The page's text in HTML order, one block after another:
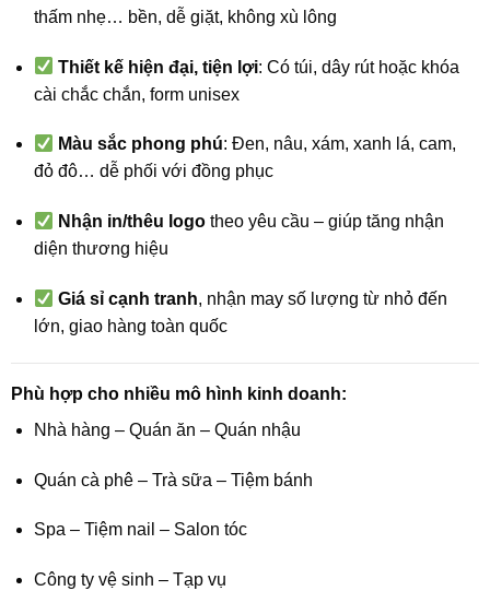
thấm nhẹ… bền, dễ giặt, không xù lông
Thiết kế hiện đại, tiện lợi: Có túi, dây rút hoặc khóa
cài chắc chắn, form unisex
Màu sắc phong phú: Đen, nâu, xám, xanh lá, cam,
đỏ đô… dễ phối với đồng phục
Nhận in/thêu logotheo yêu cầu – giúp tăng nhận
diện thương hiệu
Giá sỉ cạnh tranh, nhận may số lượng từ nhỏ đến
lớn, giao hàng toàn quốc
Phù hợp cho nhiều mô hình kinh doanh:
Nhà hàng – Quán ăn – Quán nhậu
Quán cà phê – Trà sữa – Tiệm bánh
Spa – Tiệm nail – Salon tóc
Công ty vệ sinh – Tạp vụ